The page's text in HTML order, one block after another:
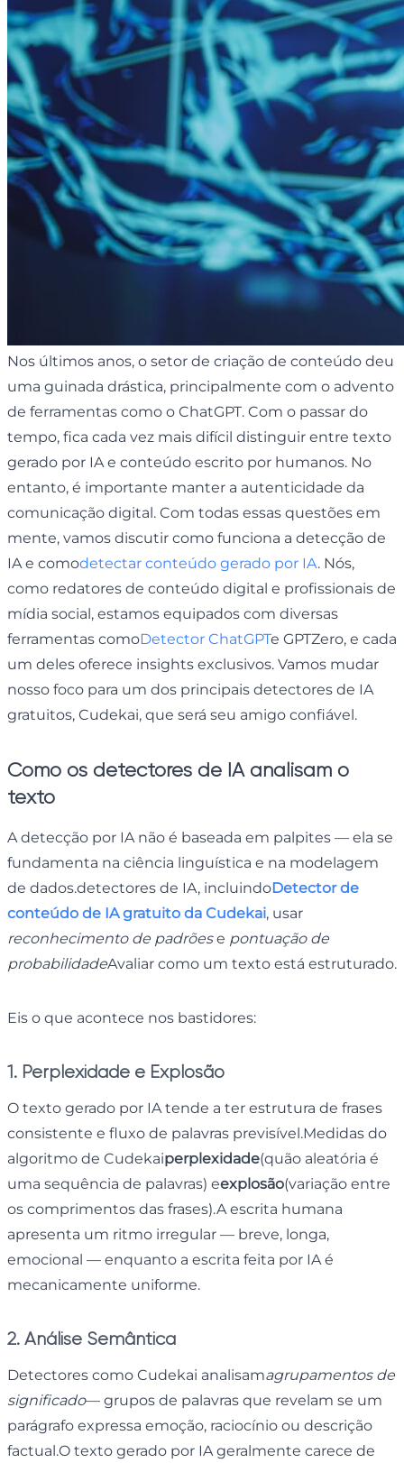
Nos últimos anos, o setor de criação de conteúdo deu
uma guinada drástica, principalmente com o advento
de ferramentas como o ChatGPT. Com o passar do
tempo, fica cada vez mais difícil distinguir entre texto
gerado por IA e conteúdo escrito por humanos. No
entanto, é importante manter a autenticidade da
comunicação digital. Com todas essas questões em
mente, vamos discutir como funciona a detecção de
IA e comodetectar conteúdo gerado por IA. Nós,
como redatores de conteúdo digital e profissionais de
mídia social, estamos equipados com diversas
ferramentas comoDetector ChatGPTe GPTZero, e cada
um deles oferece insights exclusivos. Vamos mudar
nosso foco para um dos principais detectores de IA
gratuitos, Cudekai, que será seu amigo confiável.
Como os detectores de IA analisam o
texto
A detecção por IA não é baseada em palpites — ela se
fundamenta na ciência linguística e na modelagem
de dados.detectores de IA, incluindoDetector de
conteúdo de IA gratuito da Cudekai, usar
reconhecimento de padrõese pontuação de
probabilidadeAvaliar como um texto está estruturado.
Eis o que acontece nos bastidores:
1. Perplexidade e Explosão
O texto gerado por IA tende a ter estrutura de frases
consistente e fluxo de palavras previsível.Medidas do
algoritmo de Cudekaiperplexidade(quão aleatória é
uma sequência de palavras) eexplosão(variação entre
os comprimentos das frases).A escrita humana
apresenta um ritmo irregular — breve, longa,
emocional — enquanto a escrita feita por IA é
mecanicamente uniforme.
2. Análise Semântica
Detectores como Cudekai analisamagrupamentos de
significado— grupos de palavras que revelam se um
parágrafo expressa emoção, raciocínio ou descrição
factual.O texto gerado por IA geralmente carece de